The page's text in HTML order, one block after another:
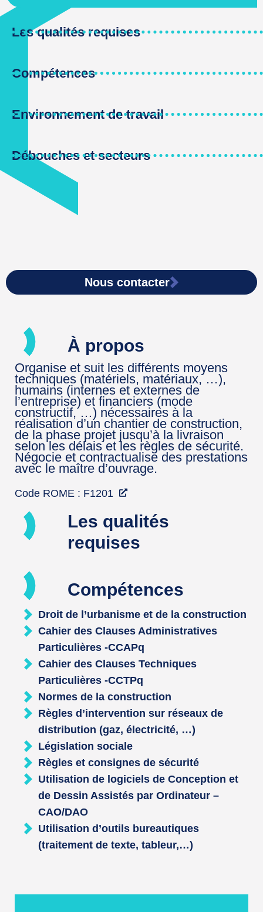
Les qualités requises
Compétences
Environnement de travail
Débouches et secteurs
Nous contacter
À propos
Organise et suit les différents moyens
techniques (matériels, matériaux, …),
humains (internes et externes de
l’entreprise) et financiers (mode
constructif, …) nécessaires à la
réalisation d’un chantier de construction,
de la phase projet jusqu’à la livraison
selon les délais et les règles de sécurité.
Négocie et contractualise des prestations
avec le maître d’ouvrage.
Code ROME : F1201
Les qualités
requises
Compétences
Droit de l’urbanisme et de la construction
Cahier des Clauses Administratives
Particulières -CCAPq
Cahier des Clauses Techniques
Particulières -CCTPq
Normes de la construction
Règles d’intervention sur réseaux de
distribution (gaz, électricité, …)
Législation sociale
Règles et consignes de sécurité
Utilisation de logiciels de Conception et
de Dessin Assistés par Ordinateur –
CAO/DAO
Utilisation d’outils bureautiques
(traitement de texte, tableur,…)